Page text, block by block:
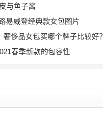
与鱼子酱
易威登经典款女包图片
侈品女包买哪个牌子比较好？
春季新款的包容性